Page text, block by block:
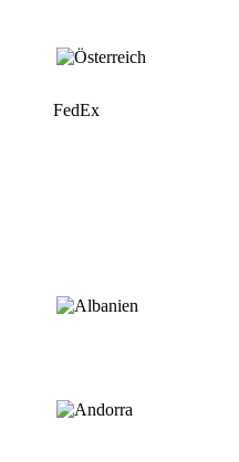
FedEx